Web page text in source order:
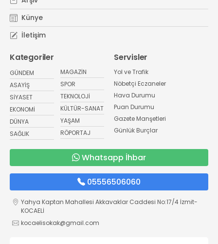
Künye
İletişim
Kategoriler
GÜNDEM
ASAYİŞ
SİYASET
EKONOMİ
DÜNYA
SAĞLIK
MAGAZİN
SPOR
TEKNOLOJİ
KÜLTÜR-SANAT
YAŞAM
RÖPORTAJ
Servisler
Yol ve Trafik
Nöbetçi Eczaneler
Hava Durumu
Puan Durumu
Gazete Manşetleri
Günlük Burçlar
Whatsapp İhbar
05556506060
Yahya Kaptan Mahallesi Akkavaklar Caddesi No:17/4 İzmit-
KOCAELİ
kocaelisokak@gmail.com